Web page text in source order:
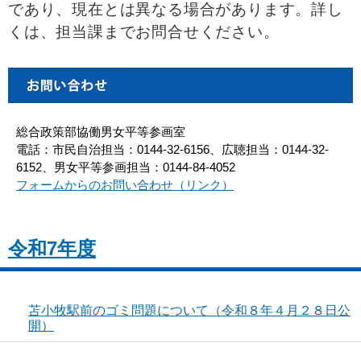
であり、現在とは異なる場合があります。詳し
くは、担当課までお問合せください。
総合政策部協働男女平等参画室
電話：市民自治担当：0144-32-6156、広聴担当：0144-32-
6152、男女平等参画担当：0144-84-4052
フォームからのお問い合わせ（リンク）
令和7年度
苫小牧駅前のゴミ問題について（令和８年４月２８日公
開）